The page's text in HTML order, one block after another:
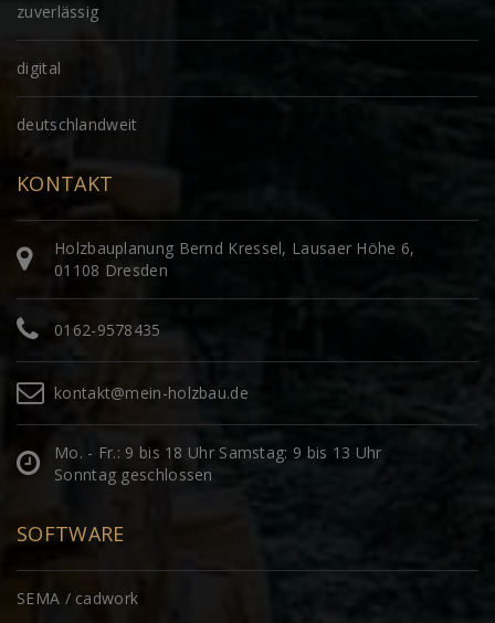
zuverlässig
digital
deutschlandweit
KONTAKT
Holzbauplanung Bernd Kressel, Lausaer Höhe 6,
01108 Dresden
0162-9578435
kontakt@mein-holzbau.de
Mo. - Fr.: 9 bis 18 Uhr Samstag: 9 bis 13 Uhr
Sonntag geschlossen
SOFTWARE
SEMA / cadwork